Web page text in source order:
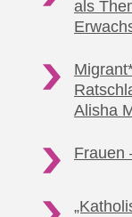
als
Alisha
Frauen